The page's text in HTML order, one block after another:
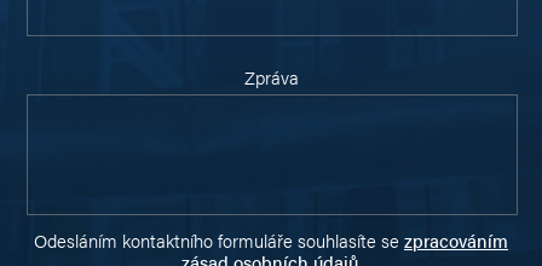
Zpráva
Odesláním kontaktního formuláře souhlasíte se zpracováním